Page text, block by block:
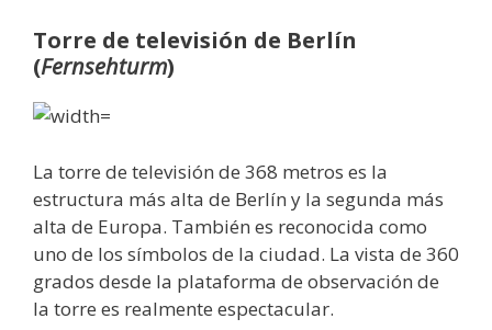
Torre de televisión de Berlín
(Fernsehturm)
La torre de televisión de 368 metros es la
estructura más alta de Berlín y la segunda más
alta de Europa. También es reconocida como
uno de los símbolos de la ciudad. La vista de 360
​​grados desde la plataforma de observación de
la torre es realmente espectacular.